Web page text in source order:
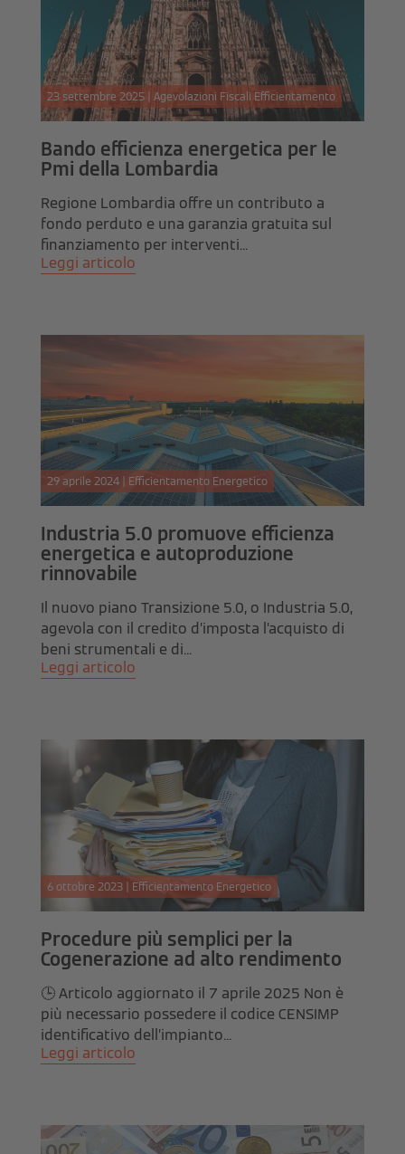
23 settembre 2025 | Agevolazioni Fiscali Efficientamento
Bando efficienza energetica per le
Pmi della Lombardia
Regione Lombardia offre un contributo a
fondo perduto e una garanzia gratuita sul
finanziamento per interventi...
Leggi articolo
29 aprile 2024 | Efficientamento Energetico
Industria 5.0 promuove efficienza
energetica e autoproduzione
rinnovabile
Il nuovo piano Transizione 5.0, o Industria 5.0,
agevola con il credito d’imposta l’acquisto di
beni strumentali e di...
Leggi articolo
6 ottobre 2023 | Efficientamento Energetico
Procedure più semplici per la
Cogenerazione ad alto rendimento
🕒 Articolo aggiornato il 7 aprile 2025 Non è
più necessario possedere il codice CENSIMP
identificativo dell’impianto...
Leggi articolo